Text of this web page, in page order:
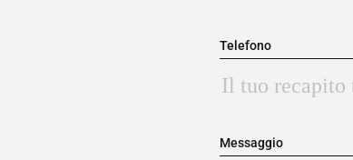
Telefono
Messaggio